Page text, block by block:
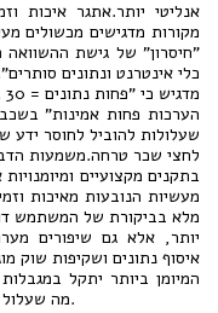
אנליטי יותר.אתגר איכות
"חיסרון" של גישת ההשוואה
הערכות פחות אמינות"
לחצי שכר טרחה.משמעות
בתקנים מקצועיים
מעשיות הנובעות מאיכות
מלא בביקורת של המשתמש
יותר, אלא גם שיפורים
איסוף נתונים ושקיפות שוק
המיומן ביותר יתקל
מה שעלול לאלץ אותו להסתמך על אומדנים שטחיים יותר.